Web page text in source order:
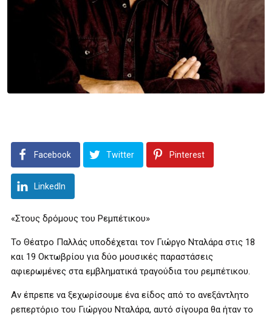
Facebook Twitter Pinterest
LinkedIn
«Στους δρόμους του Ρεμπέτικου»
Το Θέατρο Παλλάς υποδέχεται τον Γιώργο Νταλάρα στις 18
και 19 Οκτωβρίου για δύο μουσικές παραστάσεις
αφιερωμένες στα εμβληματικά τραγούδια του ρεμπέτικου.
Αν έπρεπε να ξεχωρίσουμε ένα είδος από το ανεξάντλητο
ρεπερτόριο του Γιώργου Νταλάρα, αυτό σίγουρα θα ήταν το